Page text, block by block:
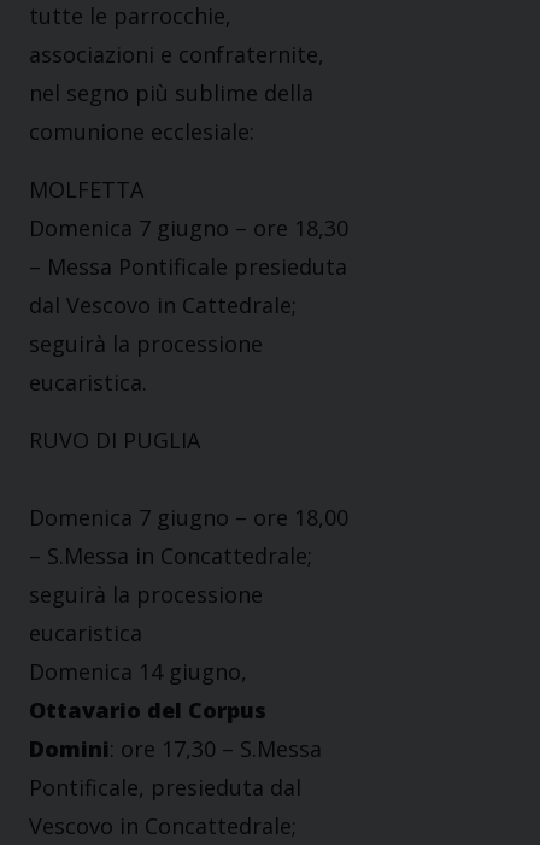
tutte le parrocchie,
associazioni e confraternite,
nel segno più sublime della
comunione ecclesiale:
MOLFETTA
Domenica 7 giugno – ore 18,30
– Messa Pontificale presieduta
dal Vescovo in Cattedrale;
seguirà la processione
eucaristica.
RUVO DI PUGLIA
Domenica 7 giugno – ore 18,00
– S.Messa in Concattedrale;
seguirà la processione
eucaristica
Domenica 14 giugno,
Ottavario del Corpus
Domini: ore 17,30 – S.Messa
Pontificale, presieduta dal
Vescovo in Concattedrale;